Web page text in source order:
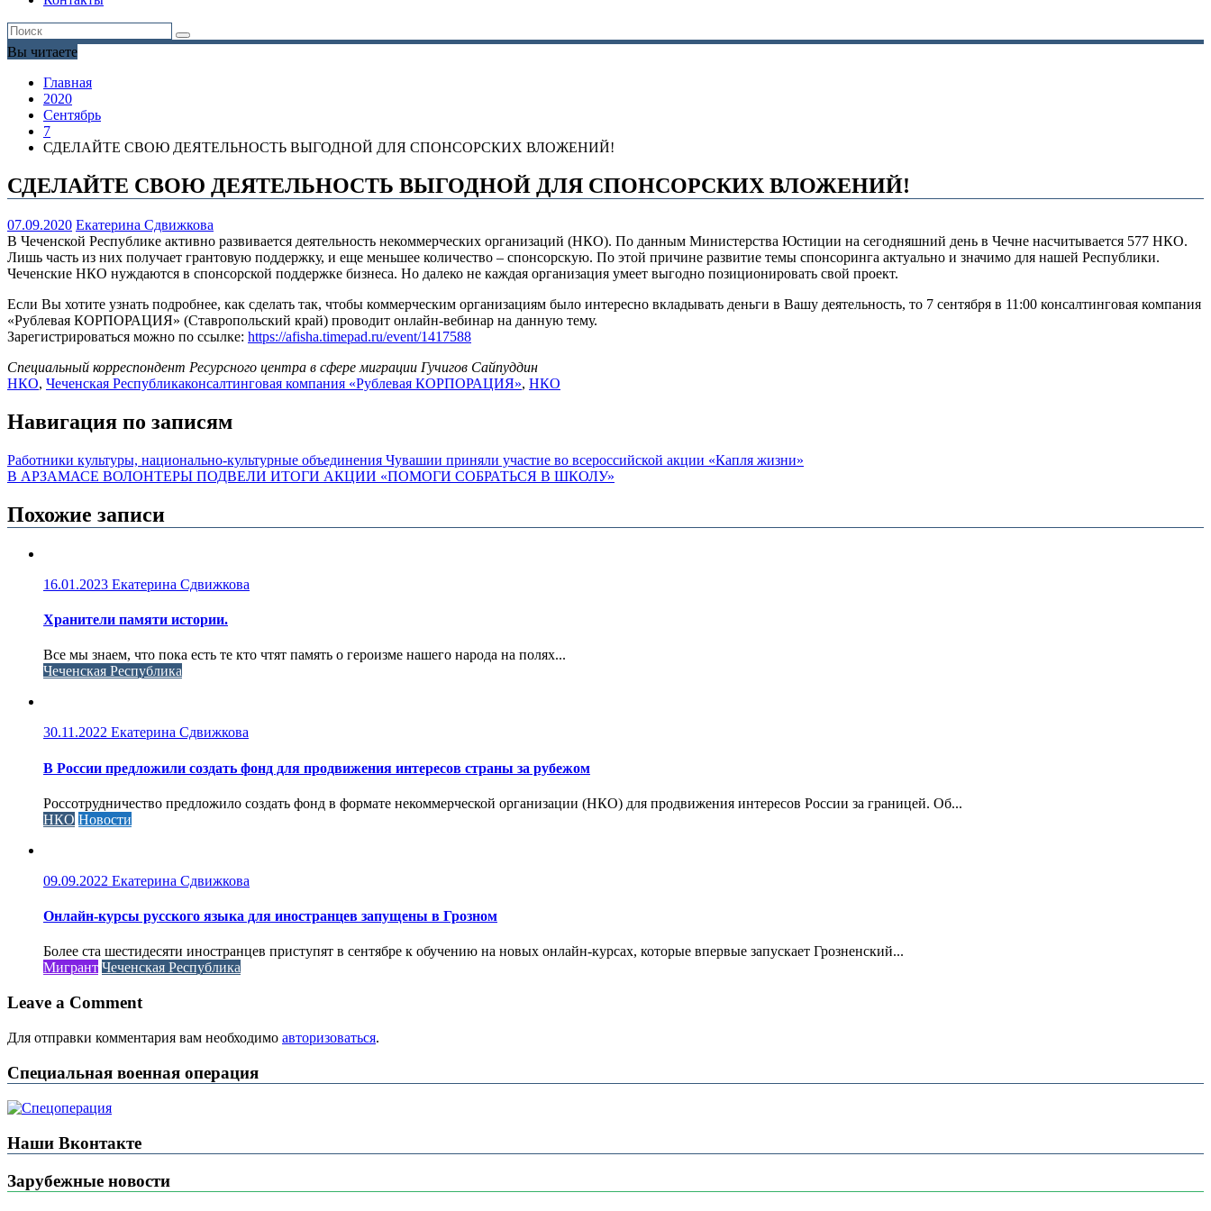
Вы читаете
Главная
2020
Сентябрь
7
СДЕЛАЙТЕ СВОЮ ДЕЯТЕЛЬНОСТЬ ВЫГОДНОЙ ДЛЯ СПОНСОРСКИХ ВЛОЖЕНИЙ!
СДЕЛАЙТЕ СВОЮ ДЕЯТЕЛЬНОСТЬ ВЫГОДНОЙ ДЛЯ СПОНСОРСКИХ ВЛОЖЕНИЙ!
07.09.2020 Екатерина Сдвижкова
В Чеченской Республике активно развивается деятельность некоммерческих организаций (НКО). По данным Министерства Юстиции на сегодняшний день в Чечне насчитывается 577 НКО.
Лишь часть из них получает грантовую поддержку, и еще меньшее количество – спонсорскую. По этой причине развитие темы спонсоринга актуально и значимо для нашей Республики.
Чеченские НКО нуждаются в спонсорской поддержке бизнеса. Но далеко не каждая организация умеет выгодно позиционировать свой проект.
Если Вы хотите узнать подробнее, как сделать так, чтобы коммерческим организациям было интересно вкладывать деньги в Вашу деятельность, то 7 сентября в 11:00 консалтинговая компания
«Рублевая КОРПОРАЦИЯ» (Ставропольский край) проводит онлайн-вебинар на данную тему.
Зарегистрироваться можно по ссылке: https://afisha.timepad.ru/event/1417588
Специальный корреспондент Ресурсного центра в сфере миграции Гучигов Сайпуддин
НКО, Чеченская Республикаконсалтинговая компания «Рублевая КОРПОРАЦИЯ», НКО
Навигация по записям
Работники культуры, национально-культурные объединения Чувашии приняли участие во всероссийской акции «Капля жизни»
В АРЗАМАСЕ ВОЛОНТЕРЫ ПОДВЕЛИ ИТОГИ АКЦИИ «ПОМОГИ СОБРАТЬСЯ В ШКОЛУ»
Похожие записи
16.01.2023 Екатерина Сдвижкова
Хранители памяти истории.
Все мы знаем, что пока есть те кто чтят память о героизме нашего народа на полях...
Чеченская Республика
30.11.2022 Екатерина Сдвижкова
В России предложили создать фонд для продвижения интересов страны за рубежом
Россотрудничество предложило создать фонд в формате некоммерческой организации (НКО) для продвижения интересов России за границей. Об...
НКО Новости
09.09.2022 Екатерина Сдвижкова
Онлайн-курсы русского языка для иностранцев запущены в Грозном
Более ста шестидесяти иностранцев приступят в сентябре к обучению на новых онлайн-курсах, которые впервые запускает Грозненский...
Мигрант Чеченская Республика
Leave a Comment
Для отправки комментария вам необходимо авторизоваться.
Специальная военная операция
Наши Вконтакте
Зарубежные новости